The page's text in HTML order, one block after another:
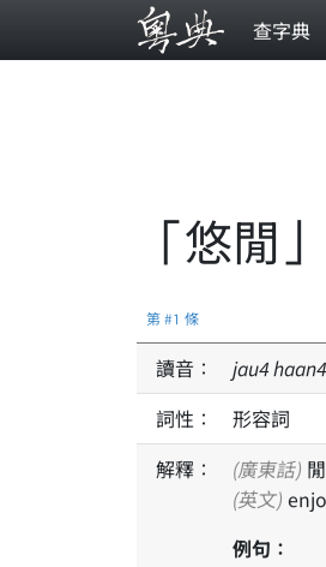
查字典
「悠閒」
第 #1 條
讀音： jau4haan4
詞性：
形容詞
解釋：
(廣東話)
(英文)
例句：